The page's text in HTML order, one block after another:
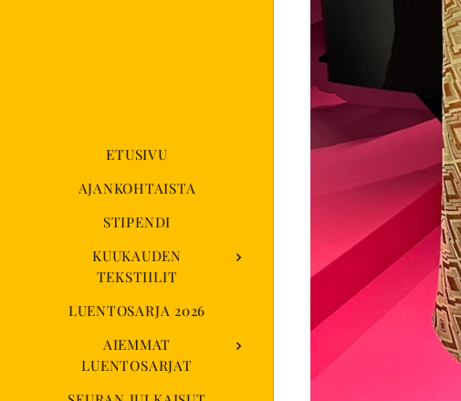
ETUSIVU
AJANKOHTAISTA
STIPENDI
KUUKAUDEN
TEKSTIILIT
LUENTOSARJA 2026
AIEMMAT
LUENTOSARJAT